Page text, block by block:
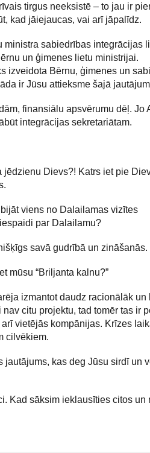
tirgus neeksistē – to jau ir
kad jāiejaucas, vai arī jāpalīdz.
ministra sabiedrības integrācijas
un ģimenes lietu ministrijai.
izveidota Bērnu, ģimenes un
ir Jūsu attieksme šajā
finansiālu apsvērumu dēļ. Jo
integrācijas sekretariātam.
jēdzienu Dievs?! Katrs iet pie
viens no Dalailamas vizītes
par Dalailamu?
savā gudrībā un zināšanās.
mūsu “Briljanta kalnu?”
izmantot daudz racionālāk un
citu projektu, tad tomēr tas ir
vietējās kompānijas. Krīzes
cilvēkiem.
jautājums, kas deg Jūsu sirdī un
Kad sāksim ieklausīties citos un